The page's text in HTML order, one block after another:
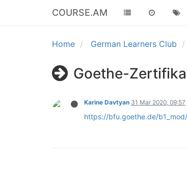
COURSE.AM
Home German Learners Club
Goethe-
Karine Davtyan 31 Mar 2020, 09:57
https://bfu.goethe.de/